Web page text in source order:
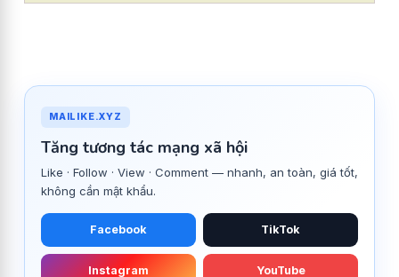
MAILIKE.XYZ
Tăng tương tác mạng xã hội
Like · Follow · View · Comment — nhanh, an toàn, giá tốt,
không cần mật khẩu.
Facebook TikTok
Instagram YouTube